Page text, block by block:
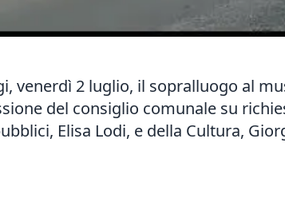
venerdì 2 luglio, il sopralluogo al
del consiglio comunale su
Elisa Lodi, e della Cultura,